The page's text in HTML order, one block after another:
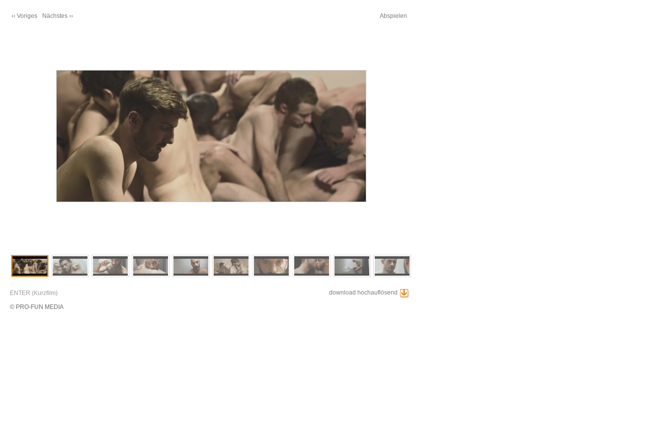
Abspielen
‹‹ Voriges Nächstes ››
download hochauflösend
ENTER (Kurzfilm)
© PRO-FUN MEDIA